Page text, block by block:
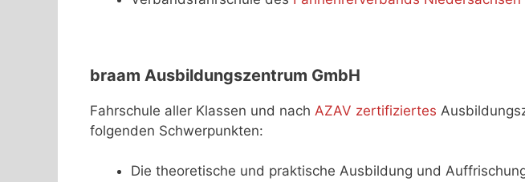
braam Ausbildungszentrum GmbH
Fahrschule aller Klassen und nach AZAV zertifiziertes
folgenden Schwerpunkten:
Die theoretische und praktische Ausbildung und